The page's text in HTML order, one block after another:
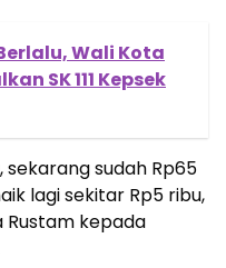
Wali Kota
SK 111 Kepsek
sekarang sudah Rp65
lagi sekitar Rp5 ribu,
Rustam kepada